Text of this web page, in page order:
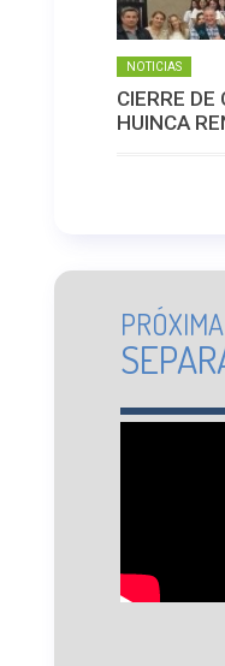
NOTICIAS
CIERRE
HUINCA